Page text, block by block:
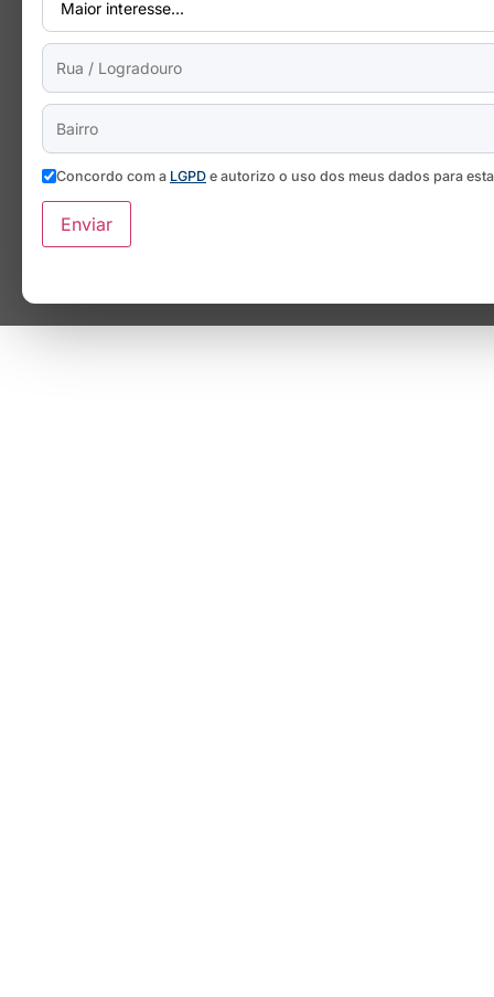
Concordo com a LGPD e autorizo o uso dos meus dados para
Enviar